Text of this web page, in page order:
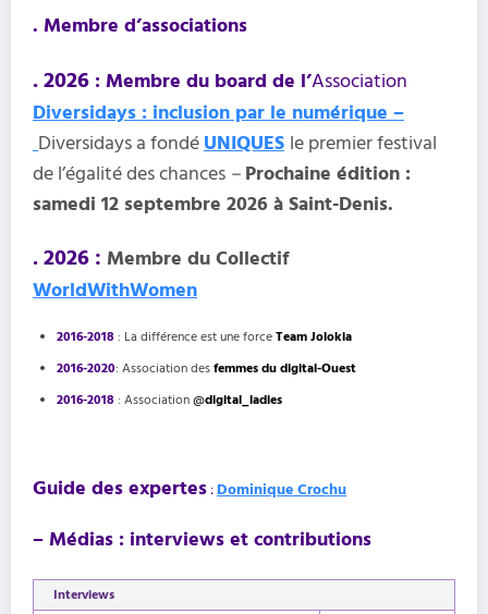
. Membre d’associations
. 2026 : Membre du board de l’Association
Diversidays : inclusion par le numérique –
Diversidays a fondé UNIQUES le premier festival
de l’égalité des chances – Prochaine édition :
samedi 12 septembre 2026 à Saint-Denis.
. 2026 : Membre du Collectif
WorldWithWomen
2016-2018 : La différence est une forceTeam Jolokia
2016-2020: Association desfemmes du digital-Ouest
2016-2018 : Association@digital_ladies
Guide des expertes : Dominique Crochu
– Médias : interviews et contributions
Interviews